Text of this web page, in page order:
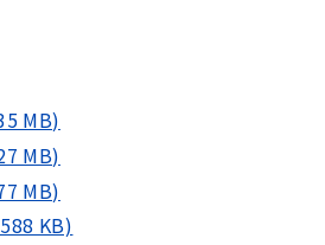
MB)
MB)
MB)
KB)